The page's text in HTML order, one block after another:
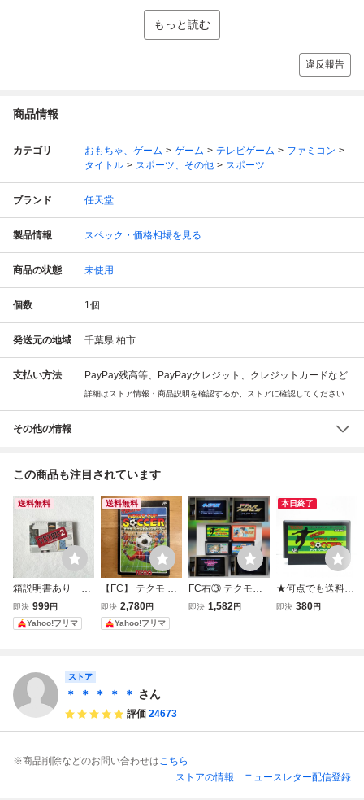
もっと読む
違反報告
商品情報
カテゴリ おもちゃ、ゲーム ゲーム テレビゲーム
ファミコン
タイトル
スポーツ、その他 スポーツ
ブランド 任天堂
製品情報 スペック・価格相場を見る
商品の状態 未使用
個数 1個
発送元の地域 千葉県 柏市
支払い方法 PayPay残高等、PayPayクレジット、クレジットカードなど
詳細はストア情報・商品説明を確認するか、ストアに確認してください
その他の情報
この商品も注目されています
送料無料
箱説明書あり フ
ァミコンFC テト
リス2＋ボンブリ
ス 任天堂
即決 999円
Yahoo!フリマ
送料無料
【FC】 テクモ ワ
ールドカップサッ
カー ファミコン
即決 2,780円
Yahoo!フリマ
FC右③ テクモワ
ールドカップサッ
即決 1,582円
本日終了
★何点でも送料１
８５円★ テクモ
即決 380円
ストア
＊ ＊ ＊ ＊ ＊ さん
評価 24673
※商品削除などのお問い合わせはこちら
ストアの情報
ニュースレター配信登録